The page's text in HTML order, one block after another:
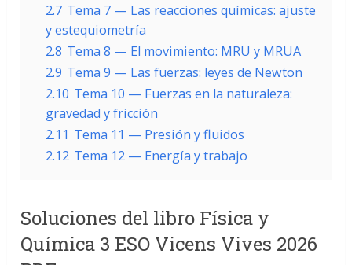
2.7 Tema 7 — Las reacciones químicas: ajuste
y estequiometría
2.8 Tema 8 — El movimiento: MRU y MRUA
2.9 Tema 9 — Las fuerzas: leyes de Newton
2.10 Tema 10 — Fuerzas en la naturaleza:
gravedad y fricción
2.11 Tema 11 — Presión y fluidos
2.12 Tema 12 — Energía y trabajo
Soluciones del libro Física y
Química 3 ESO Vicens Vives 2026